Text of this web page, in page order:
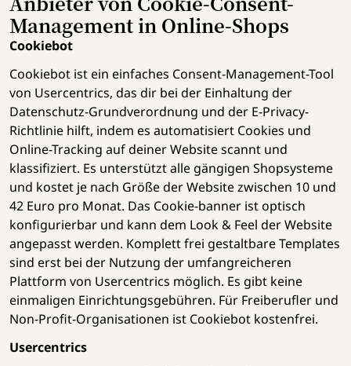
Management in Online-Shops
Cookiebot
Cookiebot ist ein einfaches Consent-Management-Tool
von Usercentrics, das dir bei der Einhaltung der
Datenschutz-Grundverordnung und der E-Privacy-
Richtlinie hilft, indem es automatisiert Cookies und
Online-Tracking auf deiner Website scannt und
klassifiziert. Es unterstützt alle gängigen Shopsysteme
und kostet je nach Größe der Website zwischen 10 und
42 Euro pro Monat. Das Cookie-banner ist optisch
konfigurierbar und kann dem Look & Feel der Website
angepasst werden. Komplett frei gestaltbare Templates
sind erst bei der Nutzung der umfangreicheren
Plattform von Usercentrics möglich. Es gibt keine
einmaligen Einrichtungsgebühren. Für Freiberufler und
Non-Profit-Organisationen ist Cookiebot kostenfrei.
Usercentrics